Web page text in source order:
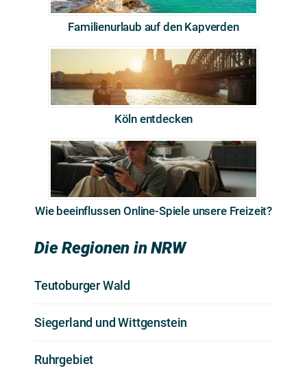
Familienurlaub auf den Kapverden
Köln entdecken
Wie beeinflussen Online-Spiele unsere Freizeit?
Die Regionen in NRW
Teutoburger Wald
Siegerland und Wittgenstein
Ruhrgebiet